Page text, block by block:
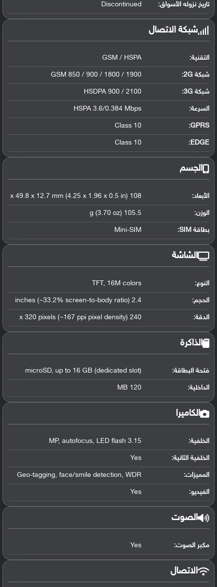
تاريخ نزوله الأسواق: Discontinued
شبكة الاتصال
التقنية: GSM / HSPA
شبكة 2G: GSM 850 / 900 / 1800 / 1900
شبكة 3G :
HSDPA 900 / 2100
السرعة: HSPA 3.6/0.384 Mbps
GPRS:
Class 10
EDGE:
Class 10
الجسم
الأبعاد: 108 x 49.8 x 12.7 mm (4.25 x 1.96 x 0.5 in)
الوزن: 105.5 g (3.70 oz)
بطاقة SIM: Mini-SIM
الشاشة
النوع: TFT, 16M colors
الحجم: 2.4 inches (~33.2% screen-to-body ratio)
الدقة: 240 x 320 pixels (~167 ppi pixel density)
الذاكرة
فتحة البطاقة: microSD, up to 16 GB (dedicated slot)
الداخلية: 120 MB
الكاميرا
الخلفية: 3.15 MP, autofocus, LED flash
الخلفية الثانية: Yes
المميزات: Geo-tagging, face/smile detection, WDR
الفيديو: Yes
الصوت
مكبر الصوت: Yes
الاتصال